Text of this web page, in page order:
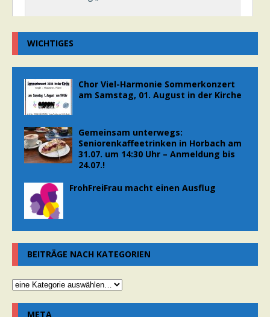
WICHTIGES
Chor Viel-Harmonie Sommerkonzert
am Samstag, 01. August in der Kirche
Gemeinsam unterwegs:
Seniorenkaffeetrinken in Horbach am
31.07. um 14:30 Uhr – Anmeldung bis
24.07.!
FrohFreiFrau macht einen Ausflug
BEITRÄGE NACH KATEGORIEN
META